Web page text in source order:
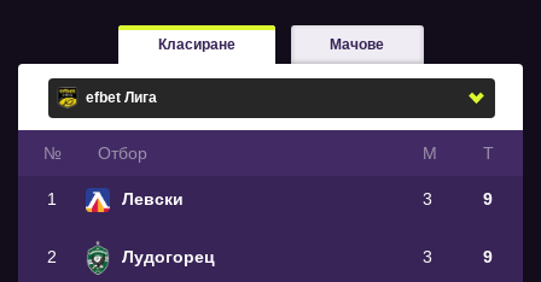
Класиране Мачове
№ Oтбор М Т
1 Левски 3 9
2 Лудогорец 3 9